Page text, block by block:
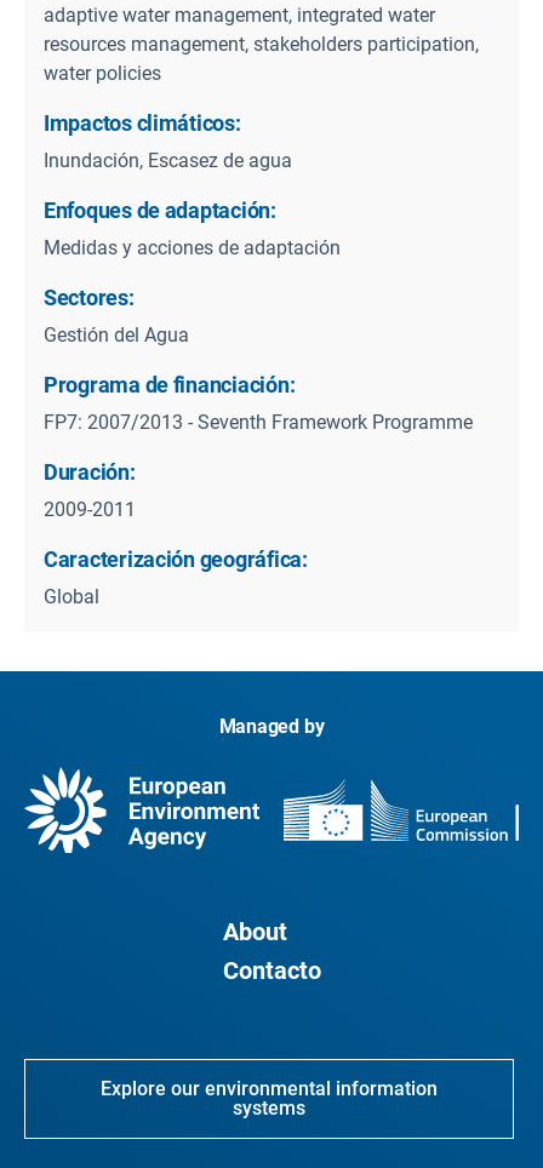
adaptive water management, integrated water
resources management, stakeholders participation,
water policies
Impactos climáticos:
Inundación, Escasez de agua
Enfoques de adaptación:
Medidas y acciones de adaptación
Sectores:
Gestión del Agua
Programa de financiación:
FP7: 2007/2013 - Seventh Framework Programme
Duración:
2009-2011
Caracterización geográfica:
Global
Managed by
About
Contacto
Explore our environmental information
systems